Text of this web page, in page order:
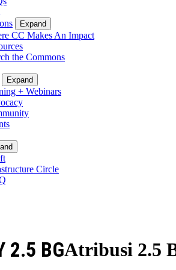
Expand
CC Makes An Impact
the Commons
Expand
+ Webinars
Circle
Atribusi 2.5
2.5 BG